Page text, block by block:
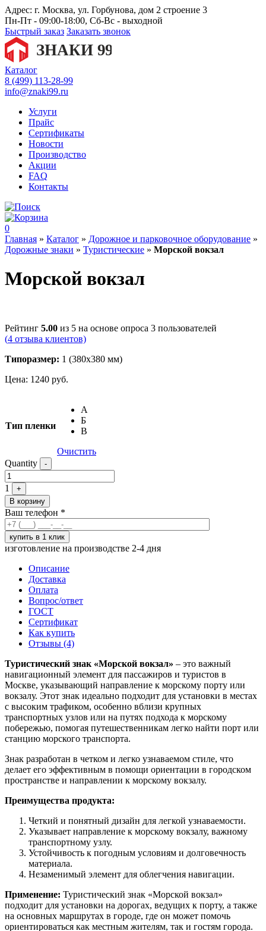
Адрес: г. Москва, ул. Горбунова, дом 2 строение 3
Пн-Пт - 09:00-18:00, Сб-Вс - выходной
Быстрый заказ Заказать звонок
Каталог
8 (499) 113-28-99
info@znaki99.ru
Услуги
Прайс
Сертификаты
Новости
Производство
Акции
FAQ
Контакты
0
Главная » Каталог » Дорожное и парковочное оборудование »
Дорожные знаки » Туристические » Морской вокзал
Морской вокзал
Рейтинг 5.00 из 5 на основе опроса 3 пользователей
(4 отзыва клиентов)
Типоразмер: 1 (380х380 мм)
Цена: 1240 руб.
Тип пленки
А
Б
В
Очистить
Quantity
-
1
+
В корзину
Ваш телефон *
изготовление на производстве 2-4 дня
Описание
Доставка
Оплата
Вопрос/ответ
ГОСТ
Сертификат
Как купить
Отзывы (4)
Туристический знак «Морской вокзал» – это важный
навигационный элемент для пассажиров и туристов в
Москве, указывающий направление к морскому порту или
вокзалу. Этот знак идеально подходит для установки в местах
с высоким трафиком, особенно вблизи крупных
транспортных узлов или на путях подхода к морскому
побережью, помогая путешественникам легко найти порт или
станцию морского транспорта.
Знак разработан в четком и легко узнаваемом стиле, что
делает его эффективным в помощи ориентации в городском
пространстве и направлении к морскому вокзалу.
Преимущества продукта:
Четкий и понятный дизайн для легкой узнаваемости.
Указывает направление к морскому вокзалу, важному
транспортному узлу.
Устойчивость к погодным условиям и долговечность
материала.
Незаменимый элемент для облегчения навигации.
Применение: Туристический знак «Морской вокзал»
подходит для установки на дорогах, ведущих к порту, а также
на основных маршрутах в городе, где он может помочь
ориентироваться как местным жителям, так и гостям города.